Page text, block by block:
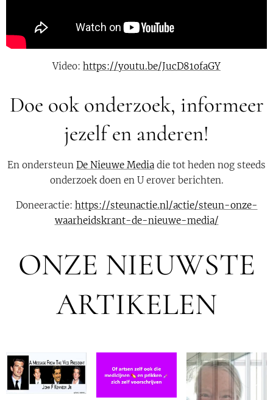
Video: https://youtu.be/JucD81ofaGY
Doe ook onderzoek, informeer
jezelf en anderen!
En ondersteun De Nieuwe Media die tot heden nog steeds
onderzoek doen en U erover berichten.
Doneeractie: https://steunactie.nl/actie/steun-onze-
waarheidskrant-de-nieuwe-media/
ONZE NIEUWSTE
ARTIKELEN